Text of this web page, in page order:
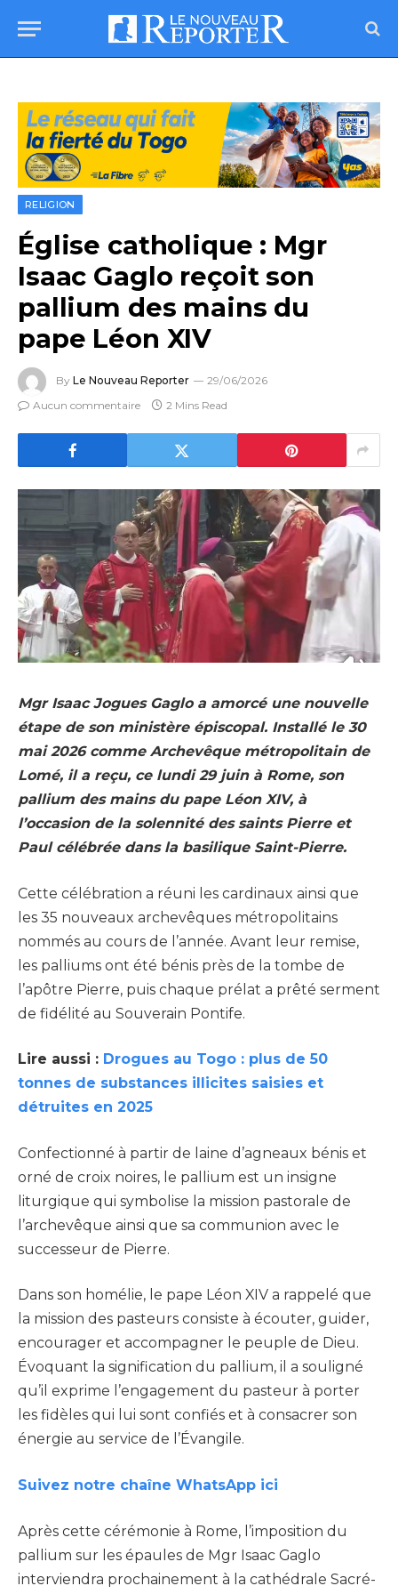
RELIGION
Église catholique : Mgr
Isaac Gaglo reçoit son
pallium des mains du
pape Léon XIV
By Le Nouveau Reporter
29/06/2026
Aucun commentaire
2 Mins Read
Mgr Isaac Jogues Gaglo a amorcé une nouvelle
étape de son ministère épiscopal. Installé le 30
mai 2026 comme Archevêque métropolitain de
Lomé, il a reçu, ce lundi 29 juin à Rome, son
pallium des mains du pape Léon XIV, à
l’occasion de la solennité des saints Pierre et
Paul célébrée dans la basilique Saint-Pierre.
Cette célébration a réuni les cardinaux ainsi que
les 35 nouveaux archevêques métropolitains
nommés au cours de l’année. Avant leur remise,
les palliums ont été bénis près de la tombe de
l’apôtre Pierre, puis chaque prélat a prêté serment
de fidélité au Souverain Pontife.
Lire aussi : Drogues au Togo : plus de 50
tonnes de substances illicites saisies et
détruites en 2025
Confectionné à partir de laine d’agneaux bénis et
orné de croix noires, le pallium est un insigne
liturgique qui symbolise la mission pastorale de
l’archevêque ainsi que sa communion avec le
successeur de Pierre.
Dans son homélie, le pape Léon XIV a rappelé que
la mission des pasteurs consiste à écouter, guider,
encourager et accompagner le peuple de Dieu.
Évoquant la signification du pallium, il a souligné
qu’il exprime l’engagement du pasteur à porter
les fidèles qui lui sont confiés et à consacrer son
énergie au service de l’Évangile.
Suivez notre chaîne WhatsApp ici
Après cette cérémonie à Rome, l’imposition du
pallium sur les épaules de Mgr Isaac Gaglo
interviendra prochainement à la cathédrale Sacré-